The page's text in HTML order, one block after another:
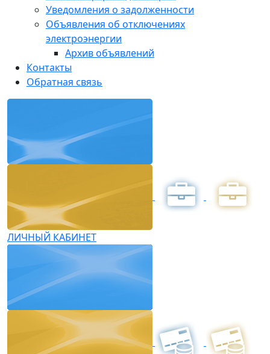
Уведомления о задолженности
Объявления об отключениях
электроэнергии
Архив объявлений
Контакты
Обратная связь
ЛИЧНЫЙ КАБИНЕТ